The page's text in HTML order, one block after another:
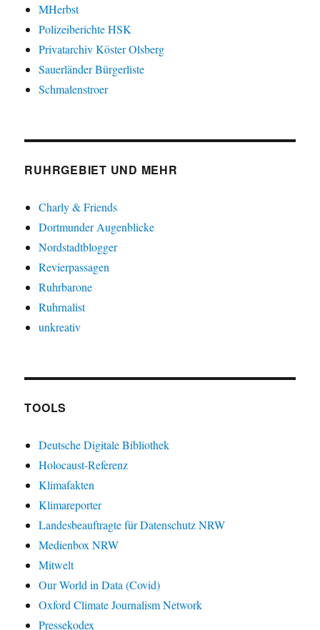
MHerbst
Polizeiberichte HSK
Privatarchiv Köster Olsberg
Sauerländer Bürgerliste
Schmalenstroer
RUHRGEBIET UND MEHR
Charly & Friends
Dortmunder Augenblicke
Nordstadtblogger
Revierpassagen
Ruhrbarone
Ruhrnalist
unkreativ
TOOLS
Deutsche Digitale Bibliothek
Holocaust-Referenz
Klimafakten
Klimareporter
Landesbeauftragte für Datenschutz NRW
Medienbox NRW
Mitwelt
Our World in Data (Covid)
Oxford Climate Journalism Network
Pressekodex